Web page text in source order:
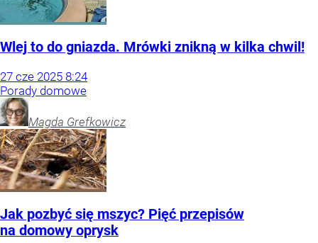
Wlej to do gniazda. Mrówki znikną w kilka chwil!
27 cze 2025 8:24
Porady domowe
Magda Grefkowicz
Jak pozbyć się mszyc? Pięć przepisów
na domowy oprysk